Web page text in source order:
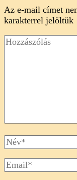
Az e-mail címet
karakterrel jelöltük
Hozzászólás
Full
Name
Email